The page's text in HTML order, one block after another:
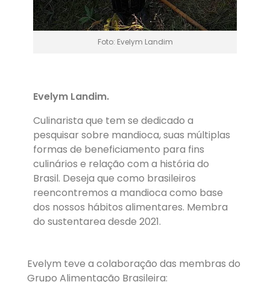
Foto: Evelym Landim
Evelym Landim.
Culinarista que tem se dedicado a
pesquisar sobre mandioca, suas múltiplas
formas de beneficiamento para fins
culinários e relação com a história do
Brasil. Deseja que como brasileiros
reencontremos a mandioca como base
dos nossos hábitos alimentares. Membra
do sustentarea desde 2021.
Evelym teve a colaboração das membras do
Grupo Alimentação Brasileira: